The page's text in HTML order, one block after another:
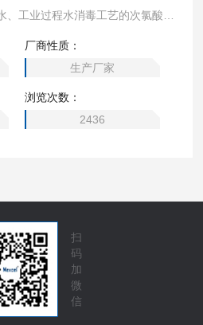
工业过程水消毒工艺的次氯酸(H
厂商性质：
生产厂家
浏览次数：
2436
扫
码
加
微
信